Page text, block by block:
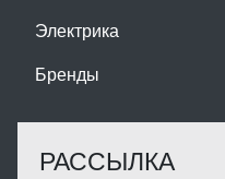
Электрика
Бренды
РАССЫЛКА